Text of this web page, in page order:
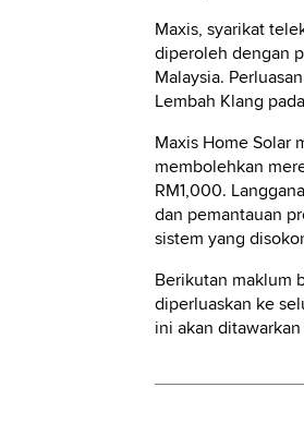
Maxis, syarikat
diperoleh dengan
Malaysia.
Lembah Klang
Maxis Home Solar
membolehkan
RM1,000.
dan pemantauan
sistem yang
Berikutan maklum
diperluaskan ke
ini akan